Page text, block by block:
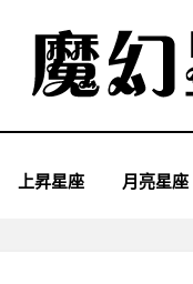
上昇星座 月亮星座